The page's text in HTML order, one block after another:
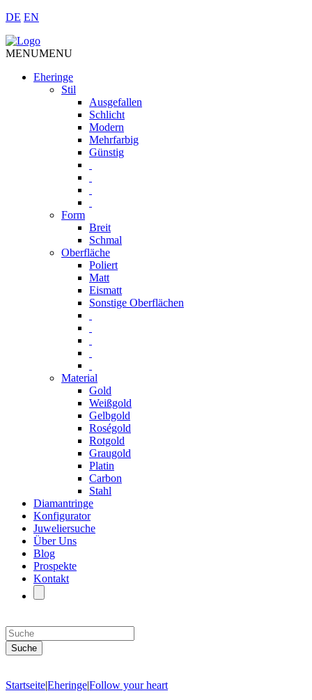
DE EN
MENUMENU
Eheringe
Stil
Ausgefallen
Schlicht
Modern
Mehrfarbig
Günstig
Form
Breit
Schmal
Oberfläche
Poliert
Matt
Eismatt
Sonstige Oberflächen
Material
Gold
Weißgold
Gelbgold
Roségold
Rotgold
Graugold
Platin
Carbon
Stahl
Diamantringe
Konfigurator
Juweliersuche
Über Uns
Blog
Prospekte
Kontakt
Startseite|Eheringe|Follow your heart